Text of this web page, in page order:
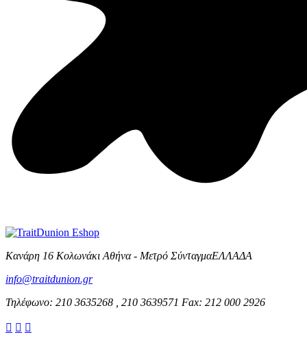
Κανάρη 16 Κολωνάκι Αθήνα - Μετρό ΣύνταγμαΕΛΛΑΔΑ
info@traitdunion.gr
Τηλέφωνο: 210 3635268 , 210 3639571 Fax: 212 000 2926
  